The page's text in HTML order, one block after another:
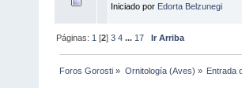
Iniciado por Edorta Belzunegi
Páginas: 1 [2]3 4 ... 17 Ir Arriba
Foros Gorosti » Ornitología (Aves) » Entrada